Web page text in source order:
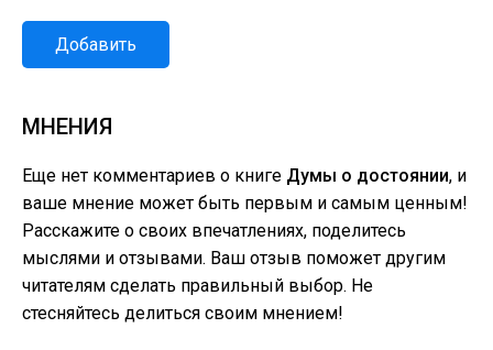
Добавить
МНЕНИЯ
Еще нет комментариев о книге Думы о достоянии, и
ваше мнение может быть первым и самым ценным!
Расскажите о своих впечатлениях, поделитесь
мыслями и отзывами. Ваш отзыв поможет другим
читателям сделать правильный выбор. Не
стесняйтесь делиться своим мнением!